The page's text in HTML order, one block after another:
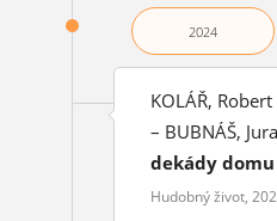
2024
KOLÁŘ, Robert
– BUBNÁŠ,
dekády
Hudobný život,